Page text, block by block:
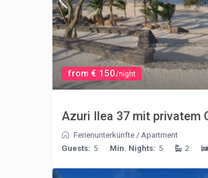
from € 150/night
Azuri Ilea 37 mit privatem
Ferienunterkünfte / Apartment
Guests: 5 Min. Nights: 5 2